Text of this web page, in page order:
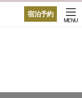
宿泊予約
MENU